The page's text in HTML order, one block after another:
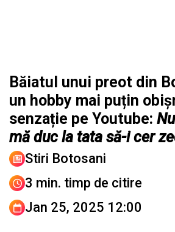
Băiatul unui preot din
un hobby mai puțin
senzație pe Youtube:
mă duc la tata să-i cer
Stiri Botosani
3 min. timp de citire
Jan 25, 2025 12:00